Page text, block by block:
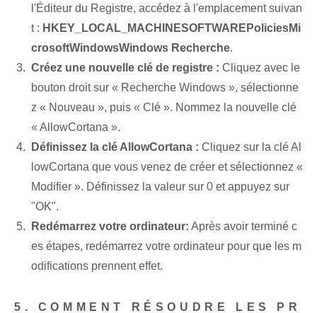
l'Éditeur du Registre, accédez à l'emplacement suivan
t : HKEY_LOCAL_MACHINESOFTWAREPoliciesMi
crosoftWindowsWindows Recherche.
Créez une nouvelle clé de registre : Cliquez avec le
bouton droit sur « Recherche Windows », sélectionne
z « Nouveau », puis « Clé ». Nommez la nouvelle clé
« AllowCortana ».
Définissez la clé AllowCortana : Cliquez⁤ sur la clé Al
lowCortana que vous venez de créer et sélectionnez «
Modifier ». Définissez la valeur sur ⁣0 et appuyez sur
"OK".
Redémarrez votre ordinateur: Après avoir terminé c
es étapes, redémarrez votre ordinateur pour que les m
odifications prennent effet.
5. COMMENT RÉSOUDRE LES PR